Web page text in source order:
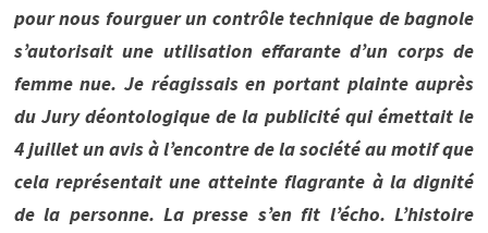
pour nous fourguer un contrôle technique de bagnole
s’autorisait une utilisation effarante d’un corps de
femme nue. Je réagissais en portant plainte auprès
du Jury déontologique de la publicité qui émettait le
4 juillet un avis à l’encontre de la société au motif que
cela représentait une atteinte flagrante à la dignité
de la personne. La presse s’en fit l’écho. L’histoire